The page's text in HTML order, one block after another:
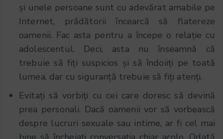
și unele persoane sunt cu adevărat amabile pe
Internet, prădătorii încearcă să flatereze
oamenii. Fac asta pentru a începe o relație cu
adolescentul. Deci, asta nu înseamnă că
trebuie să fiți suspicios și să îndoiiți pe toată
lumea, dar cu siguranță trebuie să fiți atenți.
Evitați să vorbiți cu cei care doresc să devină
prea personali. Dacă oamenii vor să vorbească
despre lucruri sexuale sau intime, ar fi cel mai